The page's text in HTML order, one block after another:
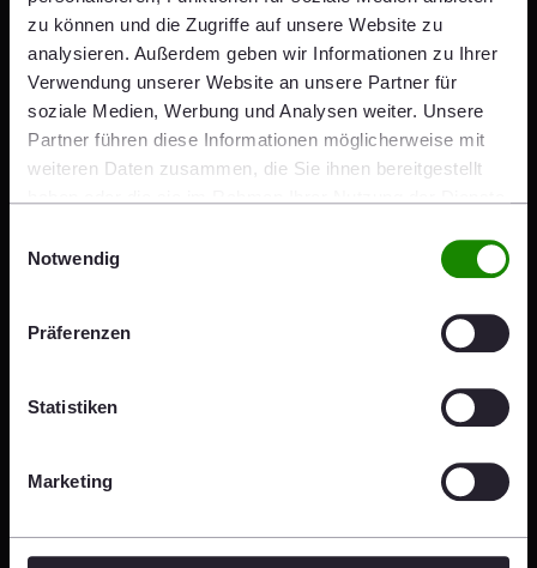
zu können und die Zugriffe auf unsere Website zu
analysieren. Außerdem geben wir Informationen zu Ihrer
Verwendung unserer Website an unsere Partner für
soziale Medien, Werbung und Analysen weiter. Unsere
Partner führen diese Informationen möglicherweise mit
weiteren Daten zusammen, die Sie ihnen bereitgestellt
Notwendig
Präferenzen
Statistiken
Marketing
Judith Hinterberger, Assistant to CEO,
Wienerberger AG
t +43 1 601 92 - 10111
|communication@wienerberger.com
Klaus Ofner , Head of Investor Relations,
|investor@wienerberger.com
Press Release: Change in Corporate